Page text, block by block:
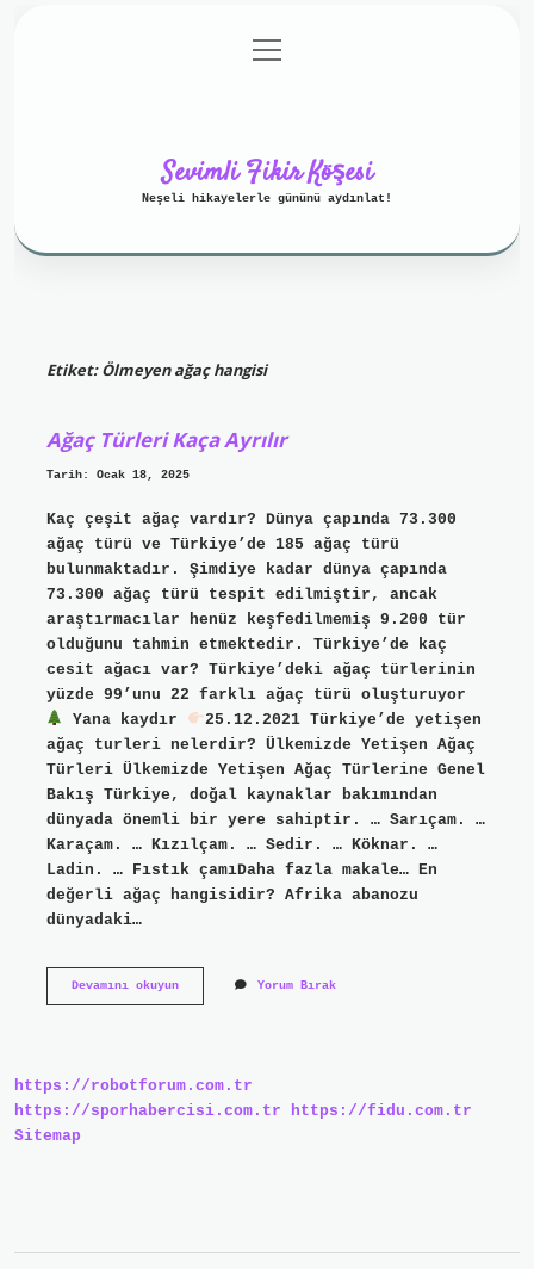
Gizlilik Politikası
menüyü
aç
Sevimli Fikir Köşesi
Neşeli hikayelerle gününü aydınlat!
Etiket:Ölmeyen ağaç hangisi
Ağaç Türleri Kaça Ayrılır
Tarih: Ocak 18, 2025
Kaç çeşit ağaç vardır? Dünya çapında 73.300
ağaç türü ve Türkiye’de 185 ağaç türü
bulunmaktadır. Şimdiye kadar dünya çapında
73.300 ağaç türü tespit edilmiştir, ancak
araştırmacılar henüz keşfedilmemiş 9.200 tür
olduğunu tahmin etmektedir. Türkiye’de kaç
cesit ağacı var? Türkiye’deki ağaç türlerinin
yüzde 99’unu 22 farklı ağaç türü oluşturuyor
Yana kaydır
25.12.2021 Türkiye’de yetişen
ağaç turleri nelerdir? Ülkemizde Yetişen Ağaç
Türleri Ülkemizde Yetişen Ağaç Türlerine Genel
Bakış Türkiye, doğal kaynaklar bakımından
dünyada önemli bir yere sahiptir. … Sarıçam. …
Karaçam. … Kızılçam. … Sedir. … Köknar. …
Ladin. … Fıstık çamıDaha fazla makale… En
değerli ağaç hangisidir? Afrika abanozu
dünyadaki…
Devamını okuyunAğaç
Yorum Bırak
https://robotforum.com.tr
https://sporhabercisi.com.tr
https://fidu.com.tr
Sitemap